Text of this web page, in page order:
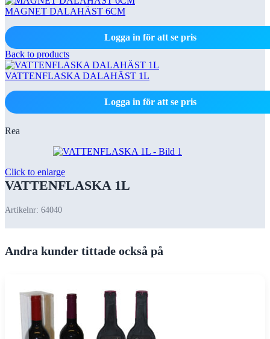
MAGNET DALAHÄST 6CM
Logga in för att se pris
Back to products
VATTENFLASKA DALAHÄST 1L
Logga in för att se pris
Rea
Click to enlarge
VATTENFLASKA 1L
Artikelnr: 64040
Andra kunder tittade också på